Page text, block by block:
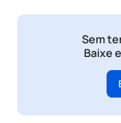
Sem
Baixe